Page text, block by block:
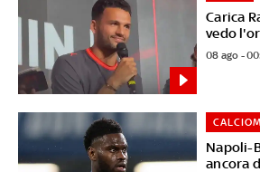
Carica
vedo
08 ago -
Napoli-
ancora